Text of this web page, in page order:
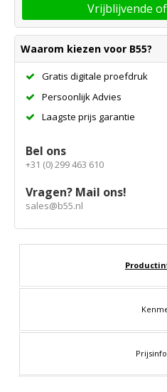
Vrijblijvende
Waarom kiezen voor B55?
Gratis digitale proefdruk
Persoonlijk Advies
Laagste prijs garantie
Bel ons
+31 (0) 299 463 610
Vragen? Mail ons!
sales@b55.nl